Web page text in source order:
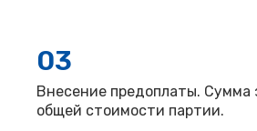
03
Внесение предоплаты. Сумма
общей стоимости партии.